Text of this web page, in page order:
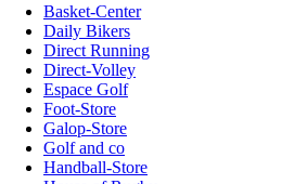
Basket-Center
Daily Bikers
Direct Running
Direct-Volley
Espace Golf
Foot-Store
Galop-Store
Golf and co
Handball-Store